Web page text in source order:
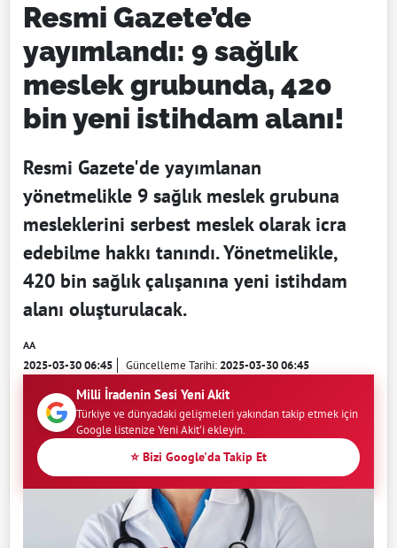
Resmi Gazete’de
yayımlandı: 9 sağlık
meslek grubunda, 420
bin yeni istihdam alanı!
Resmi Gazete'de yayımlanan
yönetmelikle 9 sağlık meslek grubuna
mesleklerini serbest meslek olarak icra
edebilme hakkı tanındı. Yönetmelikle,
420 bin sağlık çalışanına yeni istihdam
alanı oluşturulacak.
AA
2025-03-30 06:45 Güncelleme Tarihi:2025-03-30 06:45
Milli İradenin Sesi Yeni Akit
Türkiye ve dünyadaki gelişmeleri yakından takip etmek için
Google listenize Yeni Akit'i ekleyin.
⭐ Bizi Google'da Takip Et